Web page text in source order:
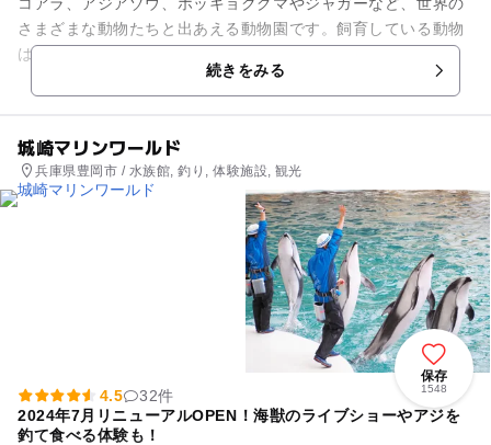
さまざまな動物たちと出あえる動物園です。飼育している動物
は約130種類750点います。 動物の観察を楽しんだら、動物科
続きをみる
城崎マリンワールド
兵庫県豊岡市 / 水族館, 釣り, 体験施設, 観光
保存
1548
4.5
32件
2024年7月リニューアルOPEN！海獣のライブショーやアジを
釣て食べる体験も！